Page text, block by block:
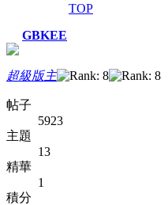
TOP
GBKEE
超級版主
帖子
5923
主題
13
精華
1
積分